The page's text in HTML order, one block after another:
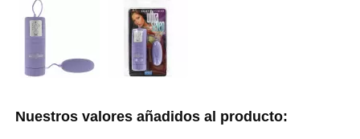
Nuestros valores añadidos al producto: